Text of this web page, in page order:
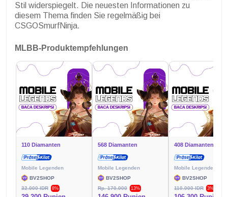
Stil widerspiegelt. Die neuesten Informationen zu
diesem Thema finden Sie regelmäßig bei
CSGOSmurfNinja.
MLBB-Produktempfehlungen
110 Diamanten
Mobile Legenden
BV2SHOP
32.000 IDR
8%
568 Diamanten
Mobile Legenden
BV2SHOP
Rp. 170.000
13%
408 Diamanten
Mobile Legenden
BV2SHOP
110.000 IDR
3%